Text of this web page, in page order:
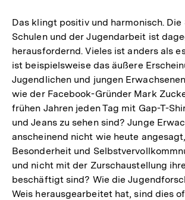
Das klingt positiv und harmonisch.
Schulen und der Jugendarbeit ist
herausfordernd. Vieles ist anders als
ist beispielsweise das äußere
Jugendlichen und jungen
wie der Facebook-Gründer Mark
frühen Jahren jeden Tag mit Gap-T-
und Jeans zu sehen sind? Junge
anscheinend nicht wie heute
Besonderheit und
und nicht mit der Zurschaustellung
beschäftigt sind? Wie die
Weis herausgearbeitet hat, sind dies